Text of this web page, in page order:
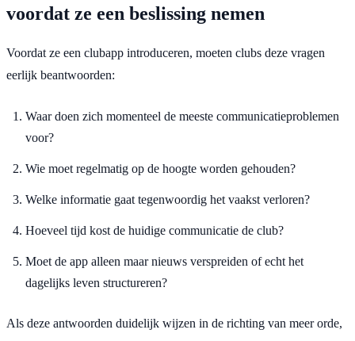
voordat ze een beslissing nemen
Voordat ze een clubapp introduceren, moeten clubs deze vragen
eerlijk beantwoorden:
Waar doen zich momenteel de meeste communicatieproblemen
voor?
Wie moet regelmatig op de hoogte worden gehouden?
Welke informatie gaat tegenwoordig het vaakst verloren?
Hoeveel tijd kost de huidige communicatie de club?
Moet de app alleen maar nieuws verspreiden of echt het
dagelijks leven structureren?
Als deze antwoorden duidelijk wijzen in de richting van meer orde,